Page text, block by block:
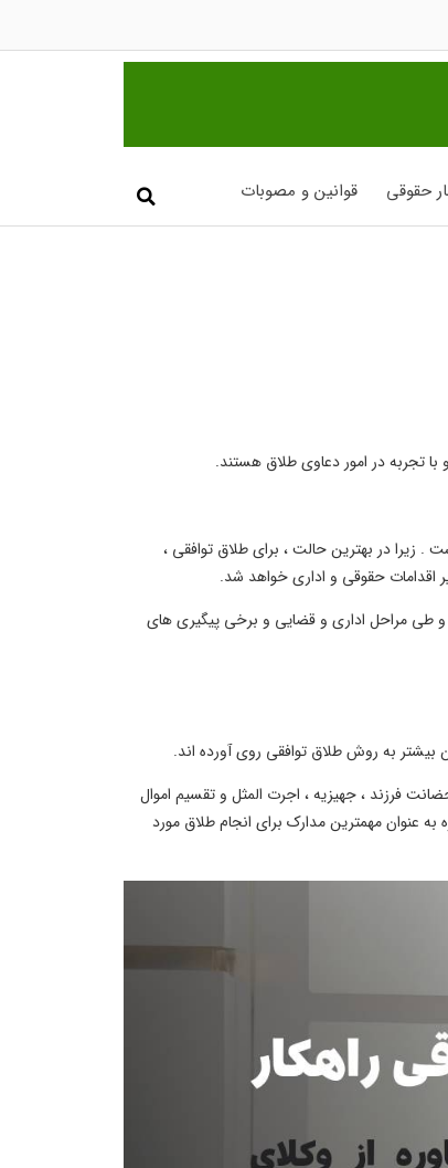
حقوقی قوانین و مصوبات
با تجربه در امور دعاوی طلاق هستند.
. زیرا در بهترین حالت ، برای طلاق توافقی ،
اقدامات حقوقی و اداری خواهد شد.
و طی مراحل اداری و قضایی و برخی پیگیری های
به روش طلاق توافقی روی آورده اند.
فرزند ، جهیزیه ، اجرت المثل و تقسیم اموال
عنوان مهمترین مدارک برای انجام طلاق مورد